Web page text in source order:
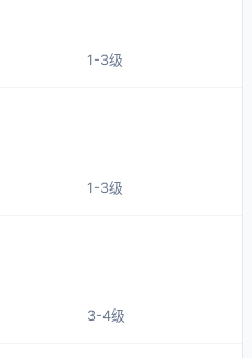
1-3级
1-3级
3-4级